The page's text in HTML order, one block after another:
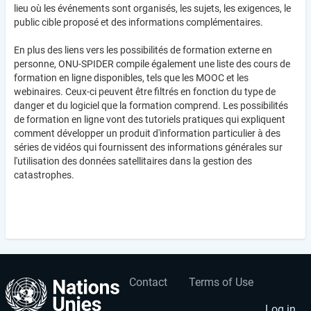
lieu où les événements sont organisés, les sujets, les exigences, le
public cible proposé et des informations complémentaires.
En plus des liens vers les possibilités de formation externe en
personne, ONU-SPIDER compile également une liste des cours de
formation en ligne disponibles, tels que les MOOC et les
webinaires. Ceux-ci peuvent être filtrés en fonction du type de
danger et du logiciel que la formation comprend. Les possibilités
de formation en ligne vont des tutoriels pratiques qui expliquent
comment développer un produit d'information particulier à des
séries de vidéos qui fournissent des informations générales sur
l'utilisation des données satellitaires dans la gestion des
catastrophes.
Footer
Contact Terms of Use
User